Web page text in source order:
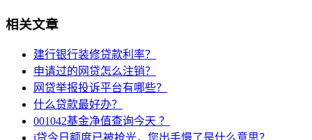
相关文章
建行银行装修贷款利率？
申请过的网贷怎么注销？
网贷举报投诉平台有哪些？
什么贷款最好办？
001042基金净值查询今天 ？